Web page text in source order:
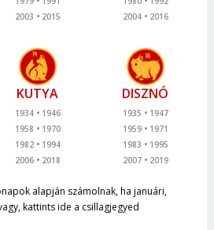
2003
2015
2004
2016
KUTYA
1934
1946
1958
1970
1982
1994
2006
2018
DISZNÓ
1935
1947
1959
1971
1983
1995
2007
2019
alapján számolnak, ha januári,
kattints ide a csillagjegyed